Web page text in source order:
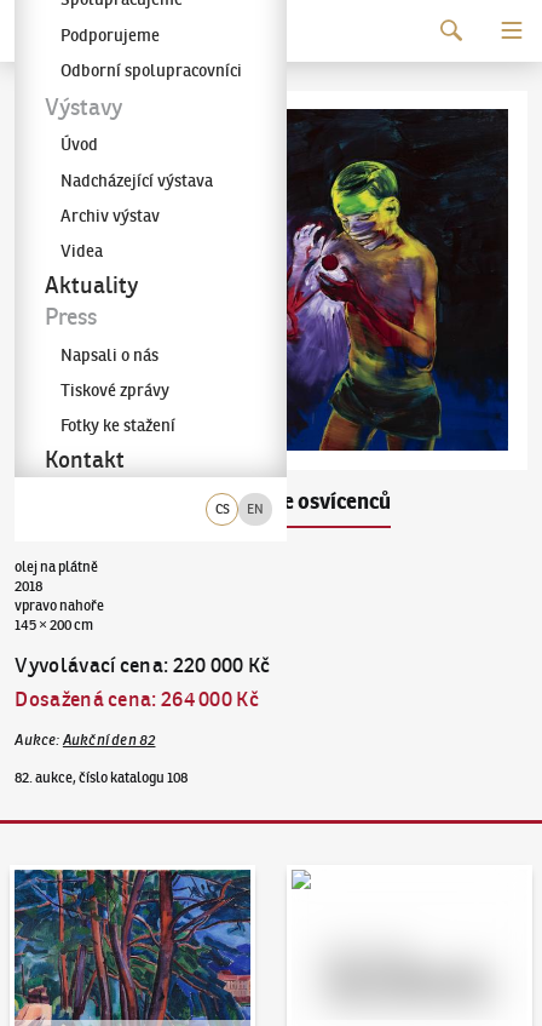
Galerie KODL
CS EN
Podporujeme
Odborní spolupracovníci
Výstavy
Úvod
Nadcházející výstava
Archiv výstav
Videa
Aktuality
Press
Napsali o nás
Tiskové zprávy
Fotky ke stažení
Kontakt
(✱ 1975)Seance osvícenců
olej na plátně
2018
vpravo nahoře
145 × 200 cm
Vyvolávací cena:220 000 Kč
Dosažená cena:264 000 Kč
Aukce: Aukční den 82
82. aukce, číslo katalogu 108
Aukční den 95 Dražit online - Artslimit